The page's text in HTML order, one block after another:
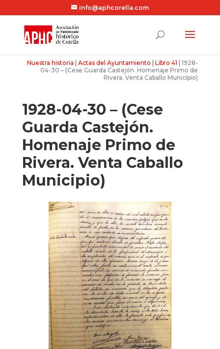
info@aphcorella.com
Nuestra historia |Actas del Ayuntamiento |Libro 41 |1928-
04-30 – (Cese Guarda Castejón. Homenaje Primo de
Rivera. Venta Caballo Municipio)
1928-04-30 – (Cese
Guarda Castejón.
Homenaje Primo de
Rivera. Venta Caballo
Municipio)